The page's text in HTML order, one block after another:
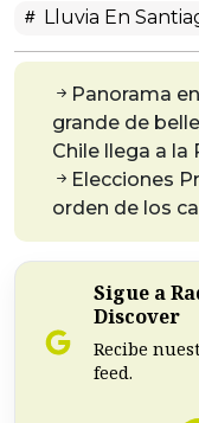
Lluvia En
Panorama
grande de
Chile llega a
Elecciones
orden de los
Sigue a
Discover
Recibe
feed.